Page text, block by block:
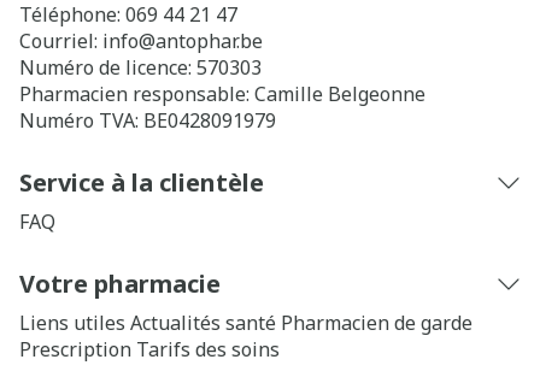
Téléphone: 069 44 21 47
Courriel: info@antophar.be
Numéro de licence: 570303
Pharmacien responsable: Camille Belgeonne
Numéro TVA: BE0428091979
Service à la clientèle
FAQ
Votre pharmacie
Liens utiles Actualités santé Pharmacien de garde
Prescription Tarifs des soins